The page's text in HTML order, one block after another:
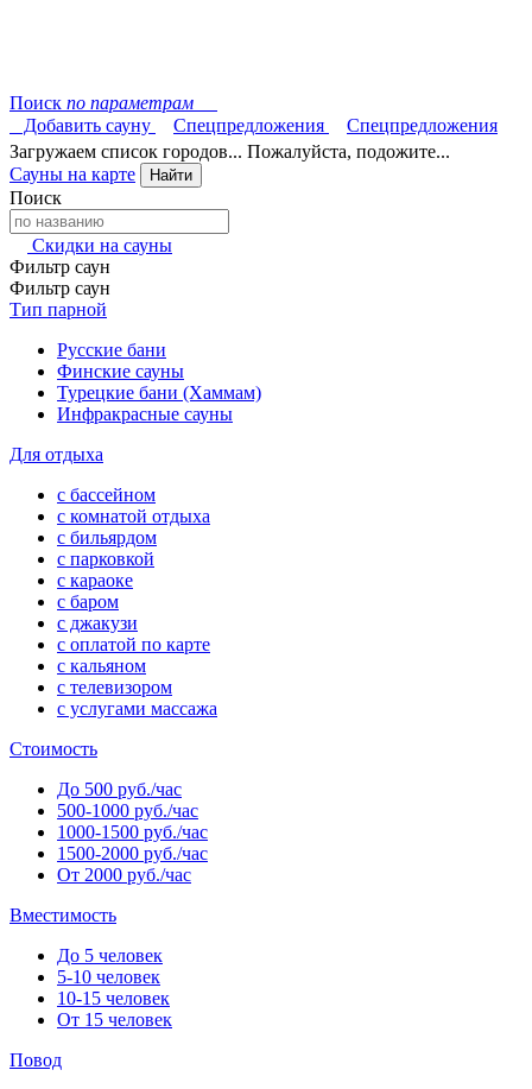
Поиск по параметрам
Добавить сауну
Спецпредложения
Спецпредложения
Загружаем список городов... Пожалуйста, подожите...
Сауны на карте
Найти
Поиск
Скидки на сауны
Фильтр саун
Фильтр саун
Тип парной
Русские бани
Финские сауны
Турецкие бани (Хаммам)
Инфракрасные сауны
Для отдыха
с бассейном
с комнатой отдыха
с бильярдом
с парковкой
с караоке
с баром
с джакузи
с оплатой по карте
с кальяном
с телевизором
с услугами массажа
Стоимость
До 500 руб./час
500-1000 руб./час
1000-1500 руб./час
1500-2000 руб./час
От 2000 руб./час
Вместимость
До 5 человек
5-10 человек
10-15 человек
От 15 человек
Повод